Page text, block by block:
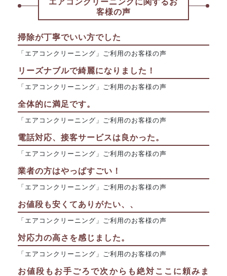
客様の声
掃除が丁寧でいい方でした
「エアコンクリーニング」ご利用のお客様の声
リーズナブルで綺麗になりました！
「エアコンクリーニング」ご利用のお客様の声
全体的に満足です。
「エアコンクリーニング」ご利用のお客様の声
電話対応、接客サービスは良かった。
「エアコンクリーニング」ご利用のお客様の声
業者の方はやっぱすごい！
「エアコンクリーニング」ご利用のお客様の声
お値段も安くてありがたい、、
「エアコンクリーニング」ご利用のお客様の声
対応力の高さを感じました。
「エアコンクリーニング」ご利用のお客様の声
お値段もお手ごろで次からも絶対ここに頼みま